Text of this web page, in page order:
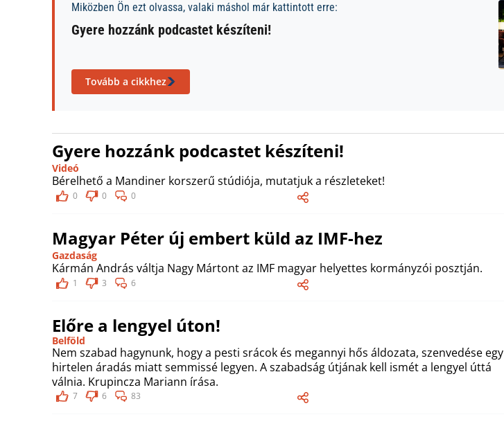
Miközben Ön ezt olvassa, valaki máshol már kattintott erre:
Gyere hozzánk podcastet készíteni!
Tovább a cikkhez
Gyere hozzánk podcastet készíteni!
Videó
Bérelhető a Mandiner korszerű stúdiója, mutatjuk a részleteket!
0 0 0
Magyar Péter új embert küld az IMF-hez
Gazdaság
Kármán András váltja Nagy Mártont az IMF magyar helyettes kormányzói posztján.
1 3 6
Előre a lengyel úton!
Belföld
Nem szabad hagynunk, hogy a pesti srácok és megannyi hős áldozata, szenvedése egy
hirtelen áradás miatt semmissé legyen. A szabadság útjának kell ismét a lengyel úttá
válnia. Krupincza Mariann írása.
7 6 83